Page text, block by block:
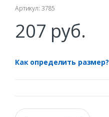
Артикул: 3785
207 руб.
Как определить размер?